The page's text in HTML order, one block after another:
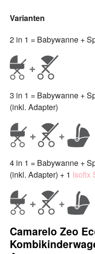
Varianten
2 in 1 = Babywanne +
3 in 1 = Babywanne +
(inkl. Adapter)
4 in 1 = Babywanne +
(inkl. Adapter) + 1 Isofix
Camarelo Zeo